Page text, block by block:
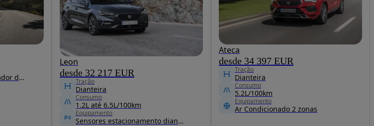
Cruise Control com limitador de velocidade
Leon
desde 32 217 EUR
Tração
Dianteira
Consumo
1.2L até 6.5L/100km
Equipamento
Sensores estacionamento dianteiro e traseiro
Ateca
desde 34 397 EUR
Tração
Dianteira
Consumo
5.2L/100km
Equipamento
Ar Condicionado 2 zonas